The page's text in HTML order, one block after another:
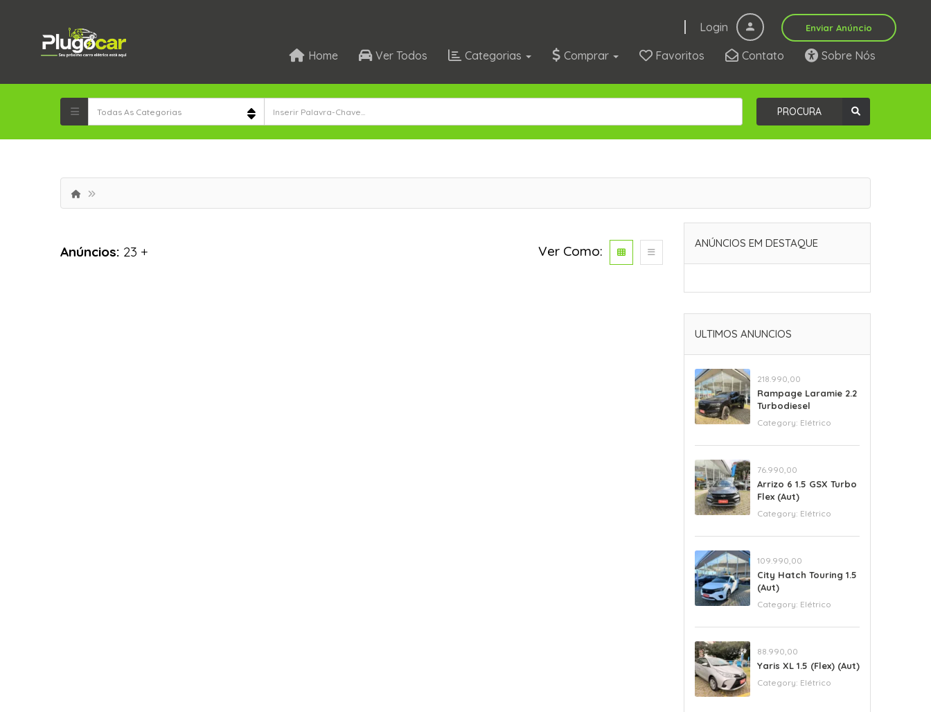
Login Enviar Anúncio
Home Ver Todos Categorias Comprar Favoritos Contato Sobre Nós
PROCURA
Anúncios: 23 + Ver Como: ANÚNCIOS EM DESTAQUE
ULTIMOS ANUNCIOS
218.990,00
Rampage Laramie 2.2
Turbodiesel
Category: Elétrico
76.990,00
Arrizo 6 1.5 GSX Turbo
Flex (Aut)
Category: Elétrico
109.990,00
City Hatch Touring 1.5
(Aut)
Category: Elétrico
88.990,00
Yaris XL 1.5 (Flex) (Aut)
Category: Elétrico